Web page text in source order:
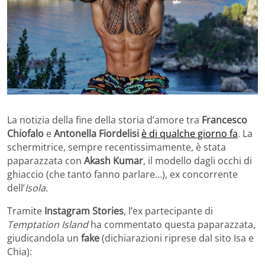
La notizia della fine della storia d’amore tra Francesco
Chiofalo eAntonella Fiordelisi è di qualche giorno fa. La
schermitrice, sempre recentissimamente, è stata
paparazzata con Akash Kumar, il modello dagli occhi di
ghiaccio (che tanto fanno parlare…), ex concorrente
dell’Isola.
Tramite Instagram Stories, l’ex partecipante di
Temptation Islandha commentato questa paparazzata,
giudicandola un fake(dichiarazioni riprese dal sito Isa e
Chia):